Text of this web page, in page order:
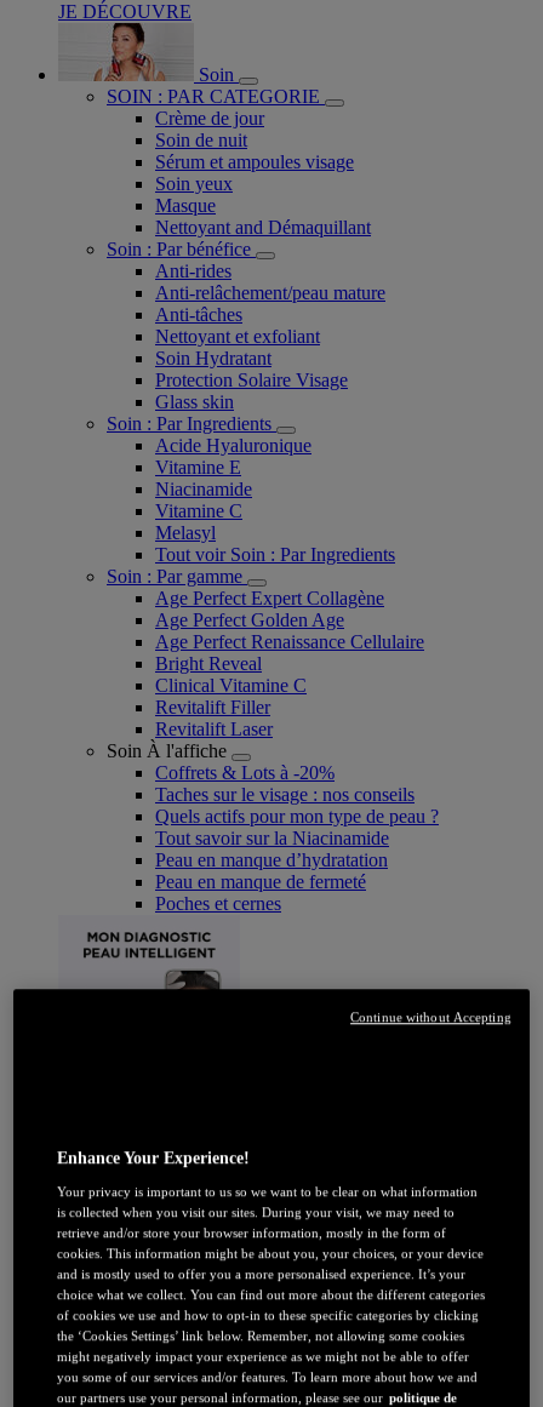
JE DÉCOUVRE
Soin
SOIN : PAR CATEGORIE
Crème de jour
Soin de nuit
Sérum et ampoules visage
Soin yeux
Masque
Nettoyant and Démaquillant
Soin : Par bénéfice
Anti-rides
Anti-relâchement/peau mature
Anti-tâches
Nettoyant et exfoliant
Soin Hydratant
Protection Solaire Visage
Glass skin
Soin : Par Ingredients
Acide Hyaluronique
Vitamine E
Niacinamide
Vitamine C
Melasyl
Tout voir Soin : Par Ingredients
Soin : Par gamme
Age Perfect Expert Collagène
Age Perfect Golden Age
Age Perfect Renaissance Cellulaire
Bright Reveal
Clinical Vitamine C
Revitalift Filler
Revitalift Laser
Soin À l'affiche
Coffrets & Lots à -20%
Taches sur le visage : nos conseils
Quels actifs pour mon type de peau ?
Tout savoir sur la Niacinamide​
Peau en manque d’hydratation
Peau en manque de fermeté
Poches et cernes
Par couleur
Blonde
Châtain
Brune / Noire
Rousse / Auburn
Eclaircissant
Tie & dye et balayage
Retouche racines
Flashy
Par durée
Enhance Your Experience!
Your privacy is important to us so we want to be clear on what information
is collected when you visit our sites. During your visit, we may need to
retrieve and/or store your browser information, mostly in the form of
cookies. This information might be about you, your choices, or your device
and is mostly used to offer you a more personalised experience. It’s your
choice what we collect. You can find out more about the different categories
of cookies we use and how to opt-in to these specific categories by clicking
the ‘Cookies Settings’ link below. Remember, not allowing some cookies
might negatively impact your experience as we might not be able to offer
you some of our services and/or features. To learn more about how we and
our partners use your personal information, please see our politique de
Continue without Accepting